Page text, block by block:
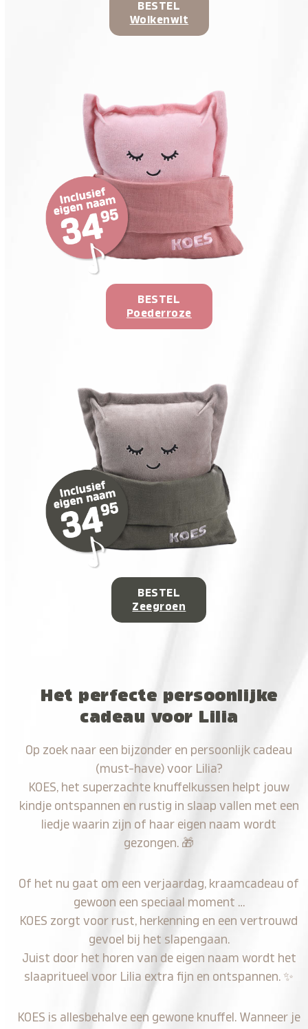
BESTEL
Wolkenwit
BESTEL
Poederroze
BESTEL
Zeegroen
Het perfecte persoonlijke
cadeau voor Lilia
Op zoek naar een bijzonder en persoonlijk cadeau
(must-have) voor Lilia?
KOES, het superzachte knuffelkussen helpt jouw
kindje ontspannen en rustig in slaap vallen met een
liedje waarin zijn of haar eigen naam wordt
gezongen. 🎁
Of het nu gaat om een verjaardag, kraamcadeau of
gewoon een speciaal moment …
KOES zorgt voor rust, herkenning en een vertrouwd
gevoel bij het slapengaan.
Juist door het horen van de eigen naam wordt het
slaapritueel voor Lilia extra fijn en ontspannen. ✨
KOES is allesbehalve een gewone knuffel. Wanneer je